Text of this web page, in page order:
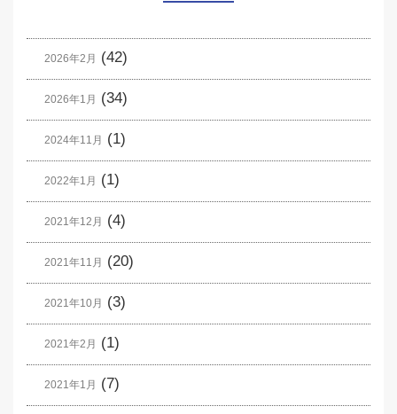
2026年2月 (42)
2026年1月 (34)
2024年11月 (1)
2022年1月 (1)
2021年12月 (4)
2021年11月 (20)
2021年10月 (3)
2021年2月 (1)
2021年1月 (7)